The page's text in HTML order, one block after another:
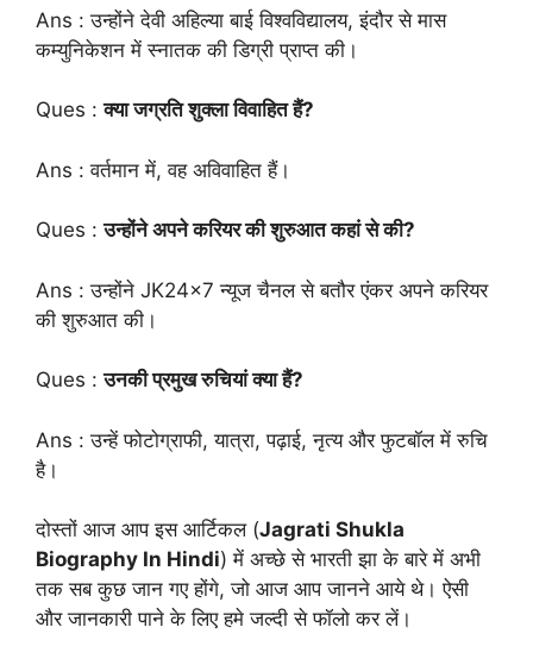
Ans : उन्होंने देवी अहिल्या बाई विश्वविद्यालय, इंदौर से मास
कम्युनिकेशन में स्नातक की डिग्री प्राप्त की।
Ques :क्या जग्रति शुक्ला विवाहित हैं?
Ans : वर्तमान में, वह अविवाहित हैं।
Ques :उन्होंने अपने करियर की शुरुआत कहां से की?
Ans : उन्होंने JK24x7 न्यूज चैनल से बतौर एंकर अपने करियर
की शुरुआत की।
Ques :उनकी प्रमुख रुचियां क्या हैं?
Ans : उन्हें फोटोग्राफी, यात्रा, पढ़ाई, नृत्य और फुटबॉल में रुचि
है।
दोस्तों आज आप इस आर्टिकल (Jagrati Shukla
Biography In Hindi) में अच्छे से भारती झा के बारे में अभी
तक सब कुछ जान गए होंगे, जो आज आप जानने आये थे। ऐसी
और जानकारी पाने के लिए हमे जल्दी से फॉलो कर लें।